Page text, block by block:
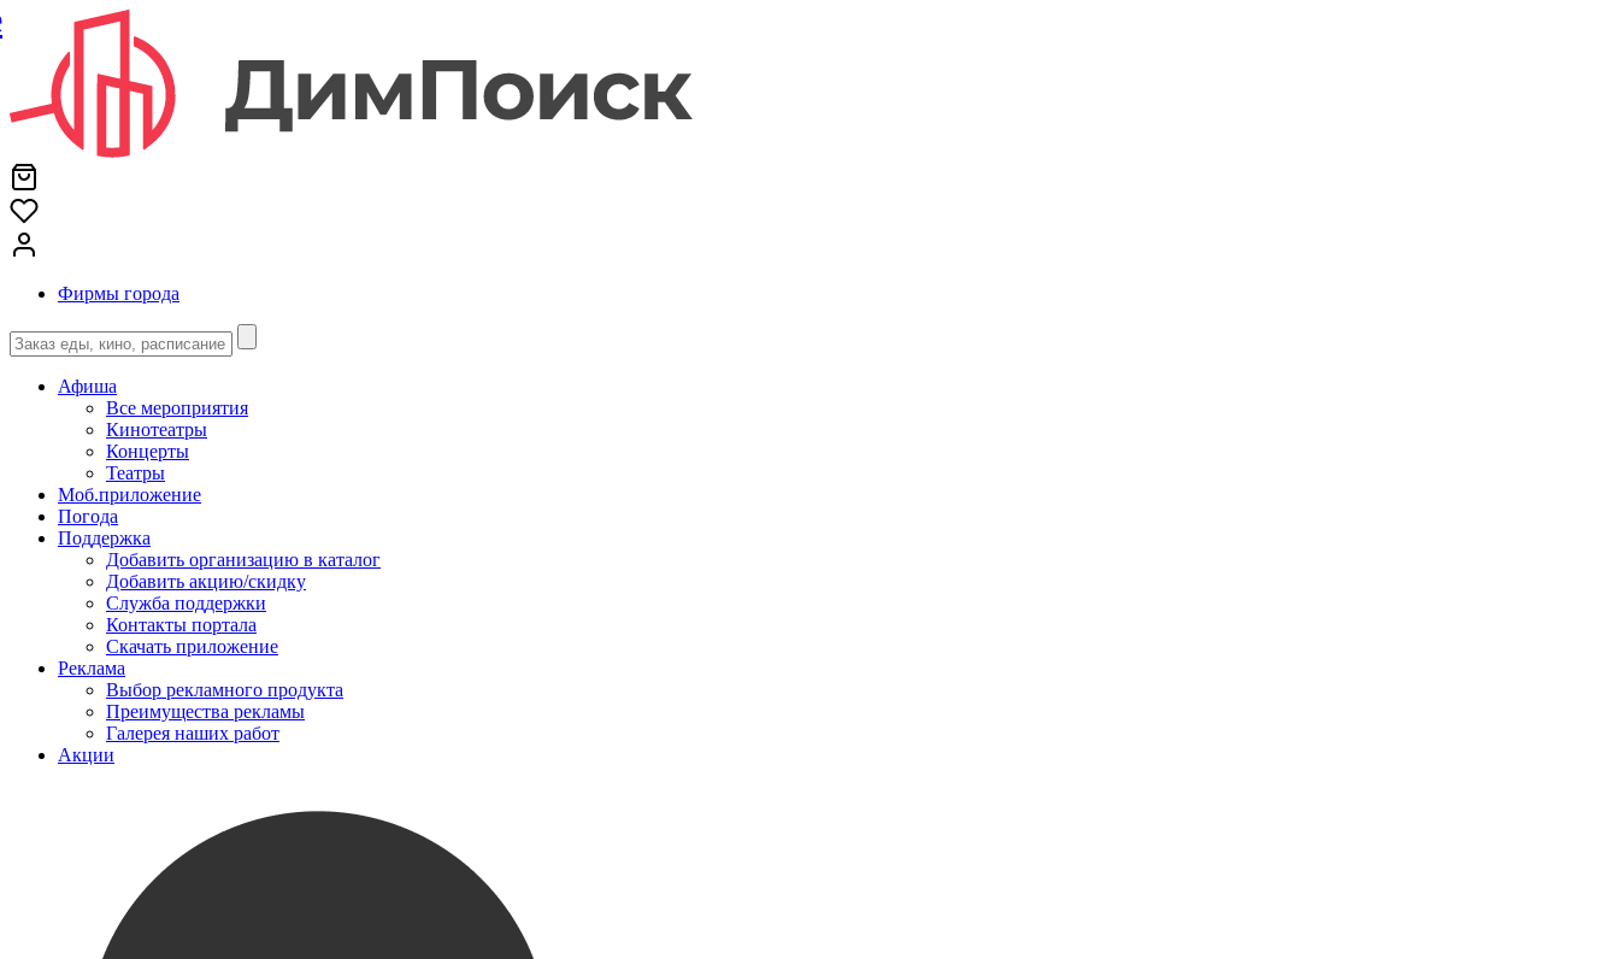
Фирмы города
Афиша
Все мероприятия
Кинотеатры
Концерты
Театры
Моб.приложение
Погода
Поддержка
Добавить организацию в каталог
Добавить акцию/скидку
Служба поддержки
Контакты портала
Скачать приложение
Реклама
Выбор рекламного продукта
Преимущества рекламы
Галерея наших работ
Акции